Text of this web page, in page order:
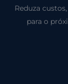
Reduza
para o